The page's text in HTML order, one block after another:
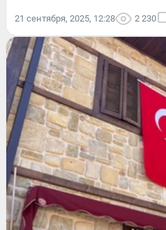
21 сентября, 2025, 12:28 2 230